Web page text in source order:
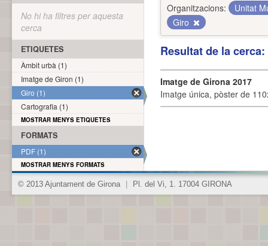
Organitzacions:
Unitat
Giro
Resultat de la
Imatge de Girona 2017
Imatge única, pòster de
No hi ha filtres per aquesta
cerca
ETIQUETES
Àmbit urbà (1)
Imatge de Giron (1)
Giro (1)
Cartografia (1)
MOSTRAR MENYS ETIQUETES
FORMATS
PDF (1)
MOSTRAR MENYS FORMATS
© 2013 Ajuntament de Girona Pl. del Vi, 1. 17004 GIRONA